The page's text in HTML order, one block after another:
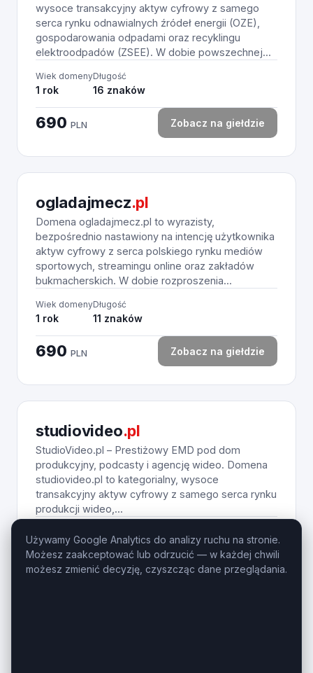
wysoce transakcyjny aktyw cyfrowy z samego
serca rynku odnawialnych źródeł energii (OZE),
gospodarowania odpadami oraz recyklingu
elektroodpadów (ZSEE). W dobie powszechnej...
Wiek domeny
1 rok
Długość
16 znaków
690 PLN Zobacz na giełdzie
ogladajmecz.pl
Domena ogladajmecz.pl to wyrazisty,
bezpośrednio nastawiony na intencję użytkownika
aktyw cyfrowy z serca polskiego rynku mediów
sportowych, streamingu online oraz zakładów
bukmacherskich. W dobie rozproszenia...
Wiek domeny
1 rok
Długość
11 znaków
690 PLN Zobacz na giełdzie
studiovideo.pl
StudioVideo.pl – Prestiżowy EMD pod dom
produkcyjny, podcasty i agencję wideo. Domena
studiovideo.pl to kategorialny, wysoce
transakcyjny aktyw cyfrowy z samego serca rynku
produkcji wideo,...
1 rok 11 znaków
890
Używamy Google Analytics do analizy ruchu na stronie.
Możesz zaakceptować lub odrzucić — w każdej chwili
możesz zmienić decyzję, czyszcząc dane przeglądania.